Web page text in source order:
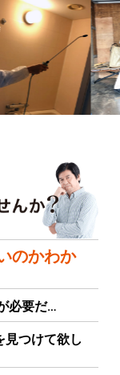
のかわか
必要だ…
見つけて欲し